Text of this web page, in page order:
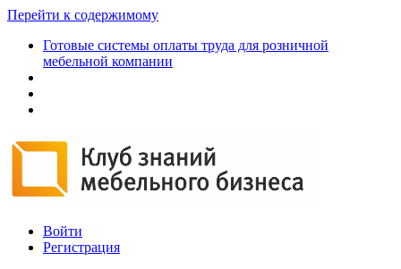
Перейти к содержимому
Готовые системы оплаты труда для розничной
мебельной компании
Войти
Регистрация